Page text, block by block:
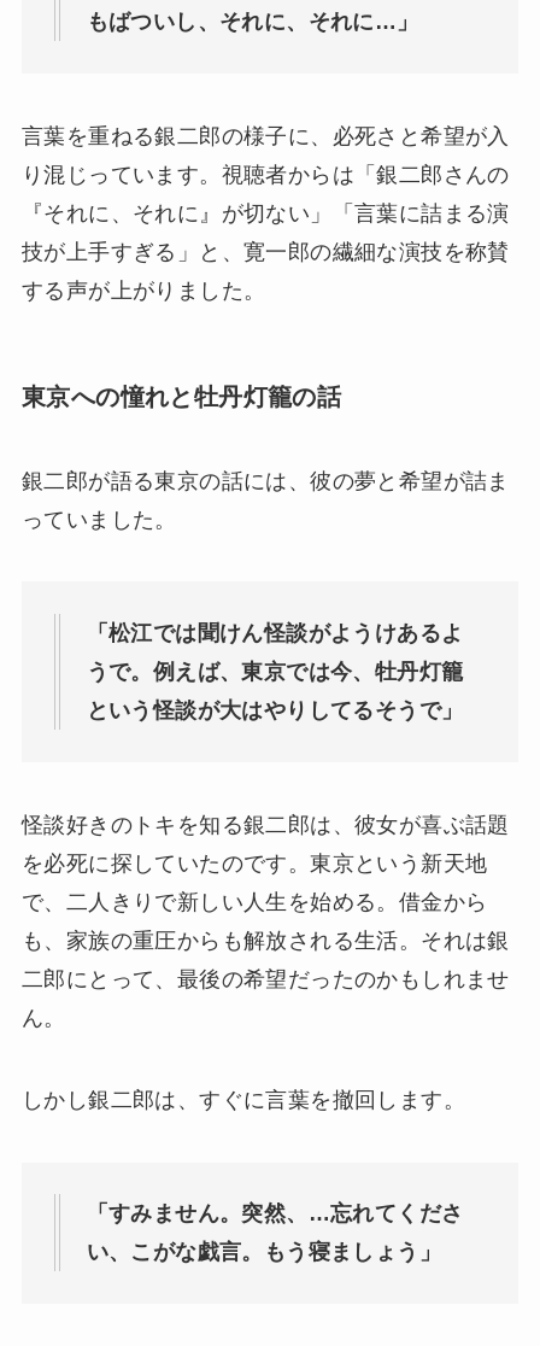
もばついし、それに、それに…」
言葉を重ねる銀二郎の様子に、必死さと希望が入
り混じっています。視聴者からは「銀二郎さんの
『それに、それに』が切ない」「言葉に詰まる演
技が上手すぎる」と、寛一郎の繊細な演技を称賛
する声が上がりました。
東京への憧れと牡丹灯籠の話
銀二郎が語る東京の話には、彼の夢と希望が詰ま
っていました。
「松江では聞けん怪談がようけあるよ
うで。例えば、東京では今、牡丹灯籠
という怪談が大はやりしてるそうで」
怪談好きのトキを知る銀二郎は、彼女が喜ぶ話題
を必死に探していたのです。東京という新天地
で、二人きりで新しい人生を始める。借金から
も、家族の重圧からも解放される生活。それは銀
二郎にとって、最後の希望だったのかもしれませ
ん。
しかし銀二郎は、すぐに言葉を撤回します。
「すみません。突然、…忘れてくださ
い、こがな戯言。もう寝ましょう」